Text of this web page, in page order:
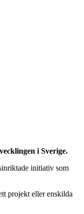
i Sverige.
initiativ som
projekt eller enskilda